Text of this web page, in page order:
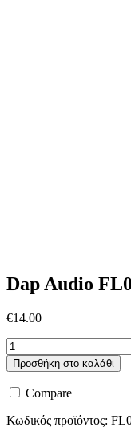
Dap Audio
€14.00
Dap
Audio
FL02150
FL02
1.5m
ποσότητα
Προσθήκη στο καλάθι
Compare
Κωδικός προϊόντος: